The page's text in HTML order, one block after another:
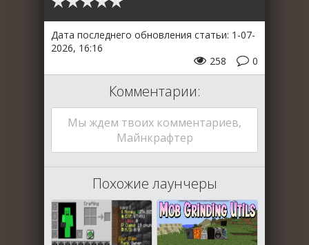
Дата последнего обновления статьи: 1-07-
2026, 16:16
0
258
Комментарии:
Мы ждем твоих комментариев,
Майнкрафтер
Похожие лаунчеры